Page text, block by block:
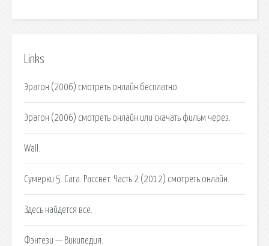
Links
Эрагон (2006) смотреть онлайн бесплатно.
Эрагон (2006) смотреть онлайн или скачать фильм через.
Wall.
Сумерки 5. Сага. Рассвет: Часть 2 (2012) смотреть онлайн.
Здесь найдется все.
Фэнтези — Википедия.